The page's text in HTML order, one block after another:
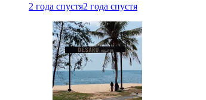
2 года спустя2 года спустя